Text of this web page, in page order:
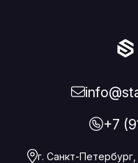
+7
г. Санкт-